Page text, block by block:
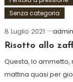
Senza categoria
8 Luglio 2021
Risotto allo
Questa, lo ammetto,
mattina quasi per